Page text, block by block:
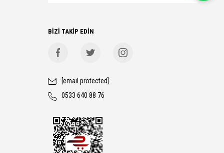
BİZİ TAKİP EDİN
[email protected]
0533 640 88 76